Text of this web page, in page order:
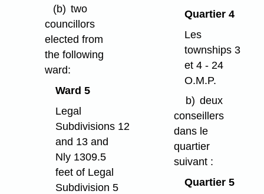
(b) two
councillors
elected from
the following
ward:
Ward 5
Legal
Subdivisions 12
and 13 and
Nly 1309.5
feet of Legal
Subdivision 5
Quartier 4
Les
townships 3
et 4 - 24
O.M.P.
b) deux
conseillers
dans le
quartier
suivant :
Quartier 5